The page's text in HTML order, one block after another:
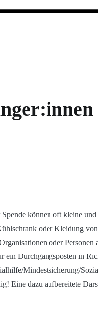
können oft kleine
oder Kleidung
oder Personen
ein Durchgangsposten in
Mindestsicherung/
Eine dazu aufbereitete